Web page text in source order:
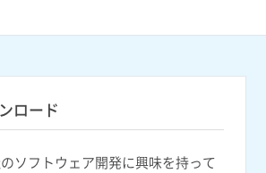
ロード
ソフトウェア開発に興味を持って